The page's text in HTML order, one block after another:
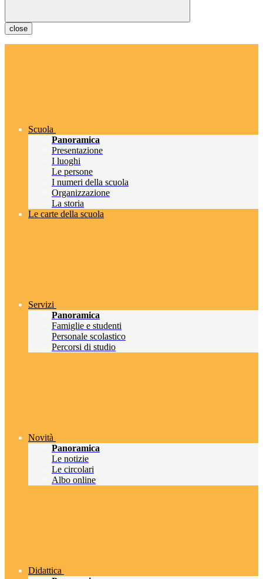
close
Scuola
Panoramica
Presentazione
I luoghi
Le persone
I numeri della scuola
Organizzazione
La storia
Le carte della scuola
Servizi
Panoramica
Famiglie e studenti
Personale scolastico
Percorsi di studio
Novità
Panoramica
Le notizie
Le circolari
Albo online
Didattica